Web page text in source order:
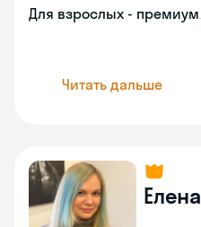
Для взрослых - премиум
Читать дальше
Елена